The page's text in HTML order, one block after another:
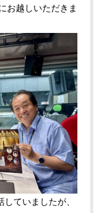
お越しいただきま
ていましたが、